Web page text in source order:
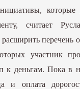
которые
считает
перечень
участник
к деньгам. Пока в
и оплата